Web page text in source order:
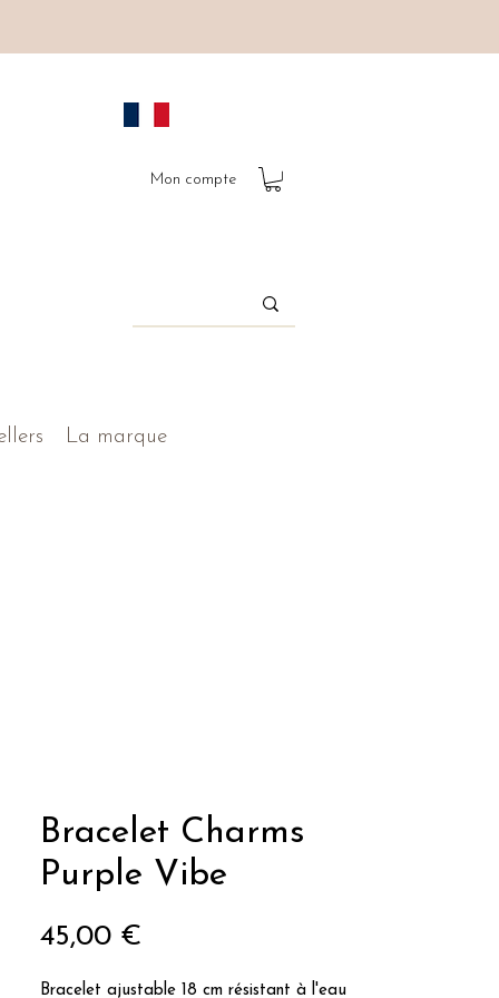
Mon compte
La marque
Bracelet Charms
Purple Vibe
45,00 €
Bracelet ajustable 18 cm résistant à l'eau